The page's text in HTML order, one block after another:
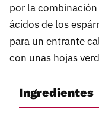
por la
ácidos de los
para un entrante
con unas hojas
Ingredientes